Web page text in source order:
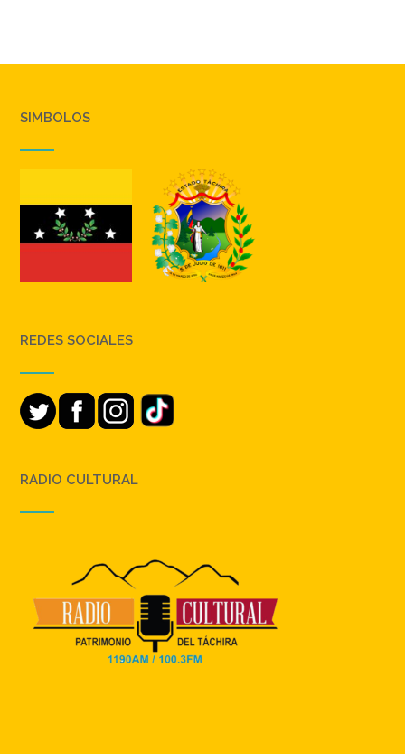
SIMBOLOS
REDES SOCIALES
RADIO CULTURAL